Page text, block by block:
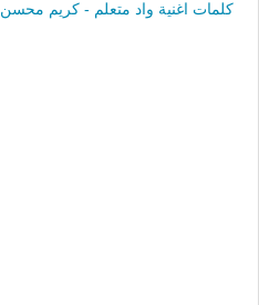
كلمات اغنية واد متعلم - كريم محسن Karim Mohsen Wad Met'alem